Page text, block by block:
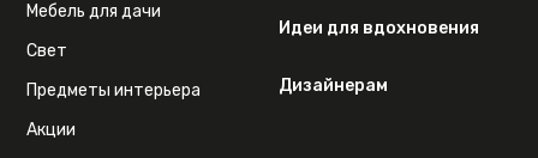
Мебель для дачи
Свет
Предметы интерьера
Акции
Идеи для вдохновения
Дизайнерам